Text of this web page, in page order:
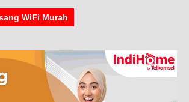
WiFi Murah